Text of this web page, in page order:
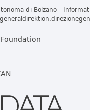
di Bolzano -